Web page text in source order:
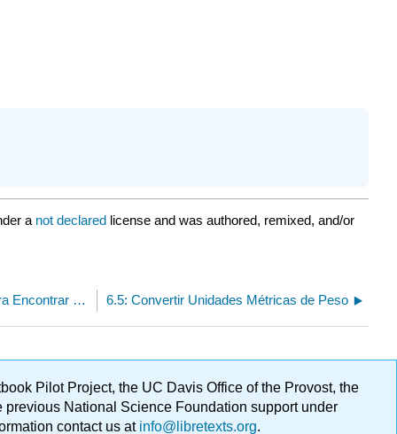
a not declared license and was authored, remixed, and/or
6.4.5.1: Utilizar las Cuatro Operaciones para Encontrar Peso en Gramos y/o Kilogramos Aplicaciones 6.5: Convertir Unidades Métricas de Peso
Pilot Project, the UC Davis Office of the Provost, the
National Science Foundation support under
contact us atinfo@libretexts.org.